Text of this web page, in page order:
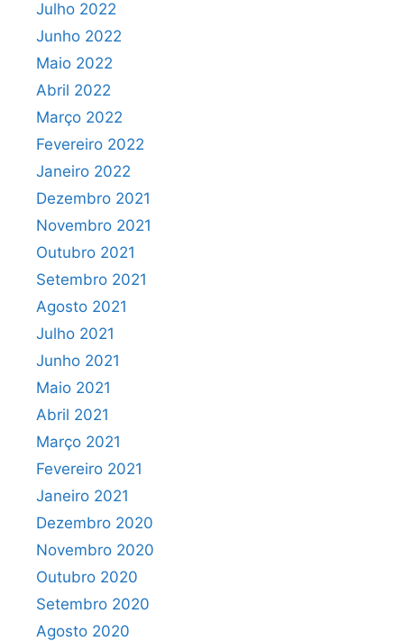
Julho 2022
Junho 2022
Maio 2022
Abril 2022
Março 2022
Fevereiro 2022
Janeiro 2022
Dezembro 2021
Novembro 2021
Outubro 2021
Setembro 2021
Agosto 2021
Julho 2021
Junho 2021
Maio 2021
Abril 2021
Março 2021
Fevereiro 2021
Janeiro 2021
Dezembro 2020
Novembro 2020
Outubro 2020
Setembro 2020
Agosto 2020